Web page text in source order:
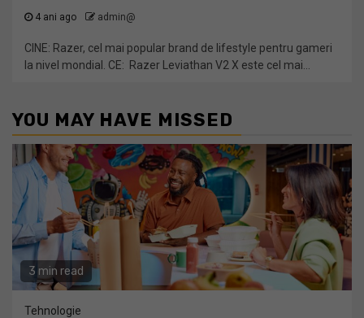
4 ani ago admin@
CINE: Razer, cel mai popular brand de lifestyle pentru gameri
la nivel mondial. CE: Razer Leviathan V2 X este cel mai...
YOU MAY HAVE MISSED
3 min read
Tehnologie